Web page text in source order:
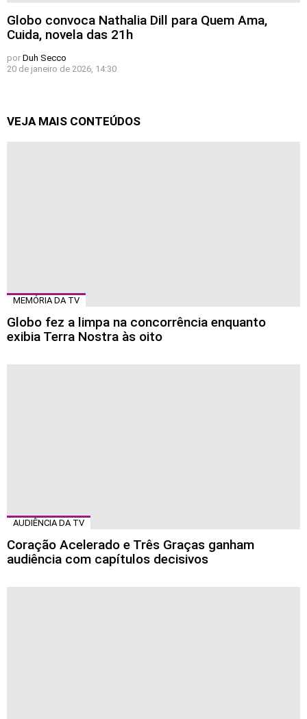
Globo convoca Nathalia Dill para Quem Ama,
Cuida, novela das 21h
por Duh Secco
20 de janeiro de 2026, 14:30
VEJA MAIS CONTEÚDOS
MEMÓRIA DA TV
Globo fez a limpa na concorrência enquanto
exibia Terra Nostra às oito
AUDIÊNCIA DA TV
Coração Acelerado e Três Graças ganham
audiência com capítulos decisivos